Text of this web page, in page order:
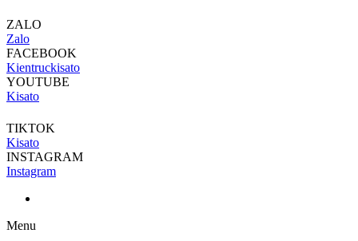
ZALO
Zalo
FACEBOOK
Kientruckisato
YOUTUBE
Kisato
TIKTOK
Kisato
INSTAGRAM
Instagram
Menu